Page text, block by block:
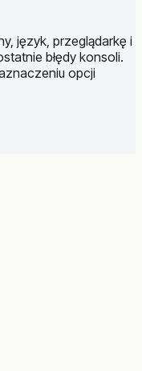
język, przeglądarkę i
błędy konsoli.
opcji